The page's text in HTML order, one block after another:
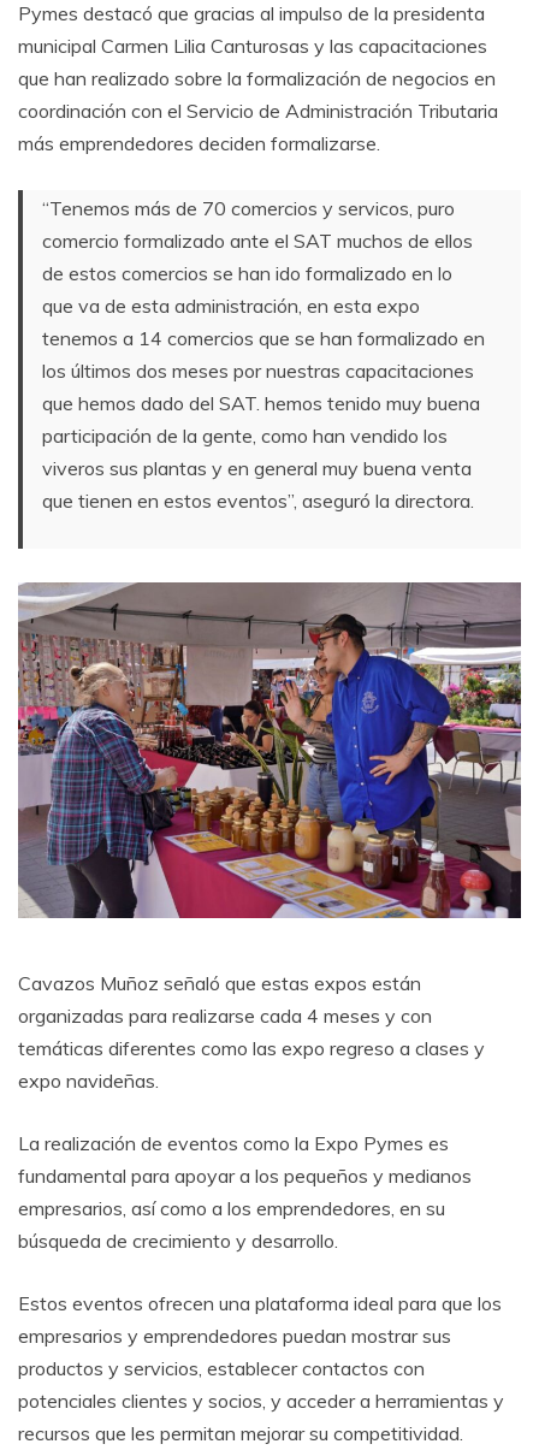
Pymes destacó que gracias al impulso de la presidenta
municipal Carmen Lilia Canturosas y las capacitaciones
que han realizado sobre la formalización de negocios en
coordinación con el Servicio de Administración Tributaria
más emprendedores deciden formalizarse.
“Tenemos más de 70 comercios y servicos, puro
comercio formalizado ante el SAT muchos de ellos
de estos comercios se han ido formalizado en lo
que va de esta administración, en esta expo
tenemos a 14 comercios que se han formalizado en
los últimos dos meses por nuestras capacitaciones
que hemos dado del SAT. hemos tenido muy buena
participación de la gente, como han vendido los
viveros sus plantas y en general muy buena venta
que tienen en estos eventos”, aseguró la directora.
Cavazos Muñoz señaló que estas expos están
organizadas para realizarse cada 4 meses y con
temáticas diferentes como las expo regreso a clases y
expo navideñas.
La realización de eventos como la Expo Pymes es
fundamental para apoyar a los pequeños y medianos
empresarios, así como a los emprendedores, en su
búsqueda de crecimiento y desarrollo.
Estos eventos ofrecen una plataforma ideal para que los
empresarios y emprendedores puedan mostrar sus
productos y servicios, establecer contactos con
potenciales clientes y socios, y acceder a herramientas y
recursos que les permitan mejorar su competitividad.